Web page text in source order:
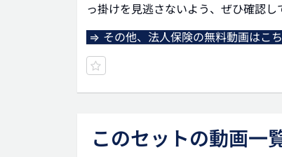
っ掛けを見逃さないよう、ぜひ確認し
⇒ その他、法人保険の無料動画はこ
このセットの動画一